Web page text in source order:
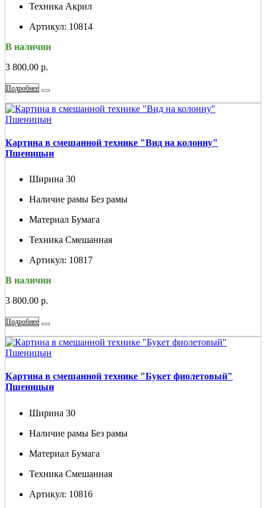
Техника Акрил
Артикул: 10814
В наличии
3 800.00 р.
Подробнее
Картина в смешанной технике "Вид на колонну"
Пшеницын
Ширина 30
Наличие рамы Без рамы
Материал Бумага
Техника Смешанная
Артикул: 10817
В наличии
3 800.00 р.
Подробнее
Картина в смешанной технике "Букет фиолетовый"
Пшеницын
Ширина 30
Наличие рамы Без рамы
Материал Бумага
Техника Смешанная
Артикул: 10816